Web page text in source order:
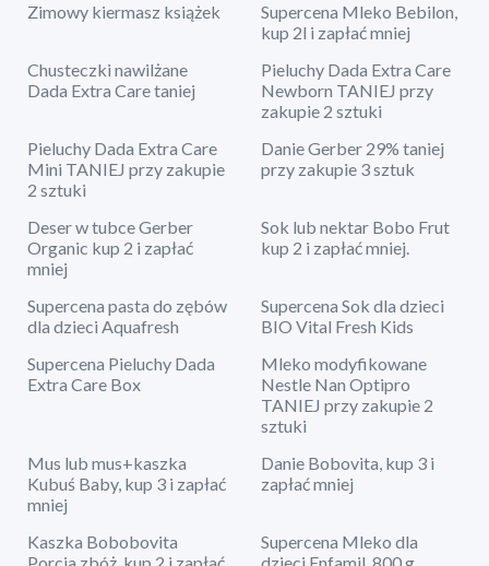
Zimowy kiermasz książek
Supercena Mleko Bebilon,
kup 2l i zapłać mniej
Chusteczki nawilżane
Dada Extra Care taniej
Pieluchy Dada Extra Care
Newborn TANIEJ przy
zakupie 2 sztuki
Pieluchy Dada Extra Care
Mini TANIEJ przy zakupie
2 sztuki
Danie Gerber 29% taniej
przy zakupie 3 sztuk
Deser w tubce Gerber
Organic kup 2 i zapłać
mniej
Sok lub nektar Bobo Frut
kup 2 i zapłać mniej.
Supercena pasta do zębów
dla dzieci Aquafresh
Supercena Sok dla dzieci
BIO Vital Fresh Kids
Supercena Pieluchy Dada
Extra Care Box
Mleko modyfikowane
Nestle Nan Optipro
TANIEJ przy zakupie 2
sztuki
Mus lub mus+kaszka
Kubuś Baby, kup 3 i zapłać
mniej
Danie Bobovita, kup 3 i
zapłać mniej
Kaszka Bobobovita
Supercena Mleko dla